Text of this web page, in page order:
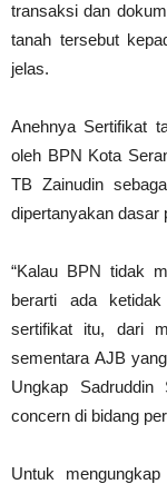
transaksi dan
tanah tersebut
jelas.
Anehnya Sertifikat
oleh BPN Kota
TB Zainudin
dipertanyakan dasar
“Kalau BPN tidak
berarti ada
sertifikat itu, dari
sementara AJB
Ungkap
concern di bidang
Untuk